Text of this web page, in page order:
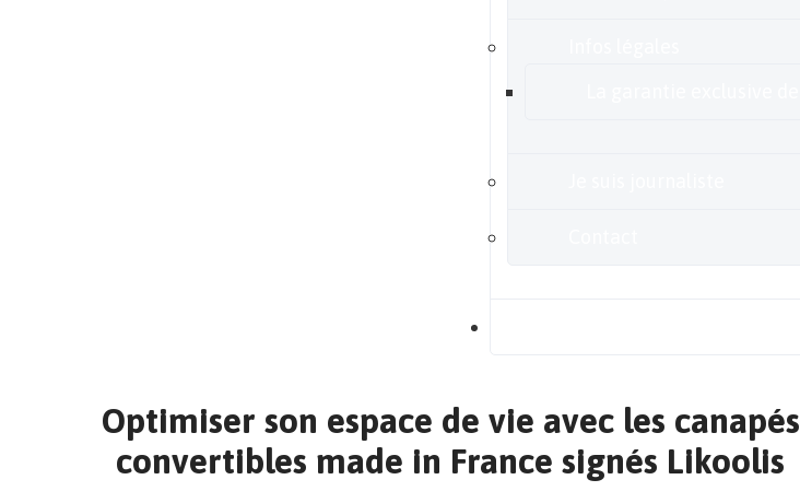
Optimiser son espace de vie avec les canapés
convertibles made in France signés Likoolis